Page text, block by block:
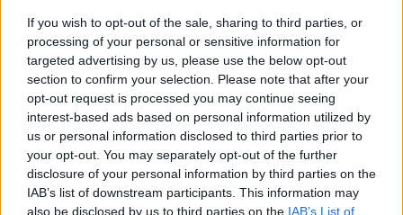
If you wish to opt-out of the sale, sharing to third parties, or
processing of your personal or sensitive information for
targeted advertising by us, please use the below opt-out
section to confirm your selection. Please note that after your
opt-out request is processed you may continue seeing
interest-based ads based on personal information utilized by
us or personal information disclosed to third parties prior to
your opt-out. You may separately opt-out of the further
disclosure of your personal information by third parties on the
IAB’s list of downstream participants. This information may
also be disclosed by us to third parties on the IAB’s List of
Berobbant az idei
dísznövény-szezon
AGRÁRIUM 2026. ÁPR. 30. NÖVEKEDÉS.HU